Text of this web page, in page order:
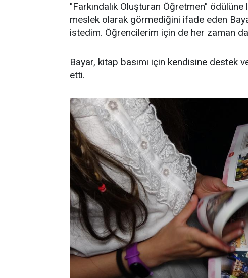
"Farkındalık Oluşturan Öğretmen"
meslek olarak görmediğini ifade eden
istedim. Öğrencilerim için de her zaman
Bayar, kitap basımı için kendisine destek
etti.